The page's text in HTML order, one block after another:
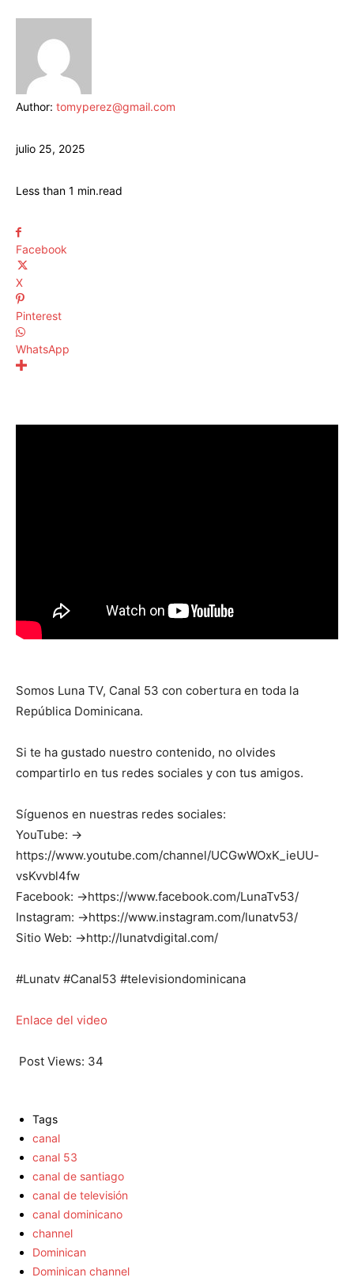
Author: tomyperez@gmail.com
julio 25, 2025
Less than 1 min.read
Facebook
X
Pinterest
WhatsApp
Somos Luna TV, Canal 53 con cobertura en toda la
República Dominicana.
Si te ha gustado nuestro contenido, no olvides
compartirlo en tus redes sociales y con tus amigos.
Síguenos en nuestras redes sociales:
YouTube: →
https://www.youtube.com/channel/UCGwWOxK_ieUU-
vsKvvbl4fw
Facebook: →https://www.facebook.com/LunaTv53/
Instagram: →https://www.instagram.com/lunatv53/
Sitio Web: →http://lunatvdigital.com/
#Lunatv #Canal53 #televisiondominicana
Enlace del video
Post Views: 34
Tags
canal
canal 53
canal de santiago
canal de televisión
canal dominicano
channel
Dominican
Dominican channel